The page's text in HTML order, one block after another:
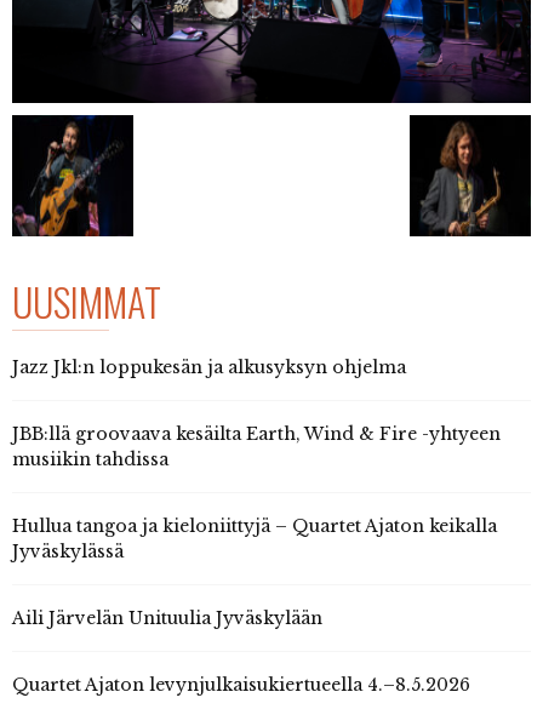
UUSIMMAT
Jazz Jkl:n loppukesän ja alkusyksyn ohjelma
JBB:llä groovaava kesäilta Earth, Wind & Fire -yhtyeen
musiikin tahdissa
Hullua tangoa ja kieloniittyjä – Quartet Ajaton keikalla
Jyväskylässä
Aili Järvelän Unituulia Jyväskylään
Quartet Ajaton levynjulkaisukiertueella 4.–8.5.2026